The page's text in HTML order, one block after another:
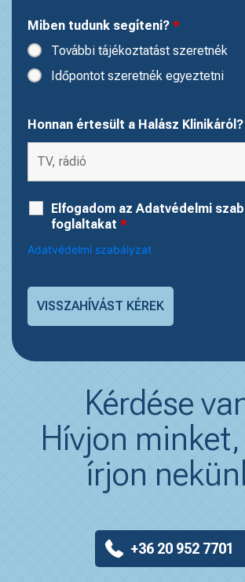
Miben tudunk segíteni? *
További tájékoztatást szeretnék
Időpontot szeretnék egyeztetni
Honnan értesült a Halász Klinikáról?
Elfogadom az Adatvédelmi
foglaltakat *
Adatvédelmi szabályzat
Kérdése
Hívjon
írjon
+36 20 952 7701